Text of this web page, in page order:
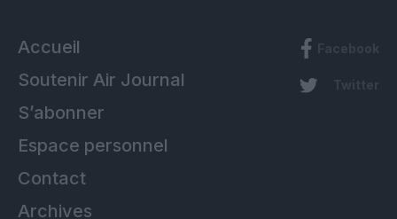
Accueil
Soutenir Air Journal
S’abonner
Espace personnel
Contact
Archives